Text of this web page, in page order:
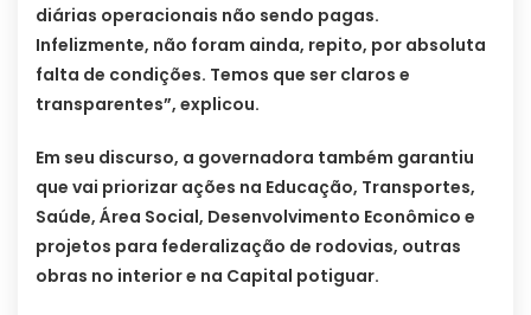
diárias operacionais não sendo pagas.
Infelizmente, não foram ainda, repito, por absoluta
falta de condições. Temos que ser claros e
transparentes”, explicou.
Em seu discurso, a governadora também garantiu
que vai priorizar ações na Educação, Transportes,
Saúde, Área Social, Desenvolvimento Econômico e
projetos para federalização de rodovias, outras
obras no interior e na Capital potiguar.